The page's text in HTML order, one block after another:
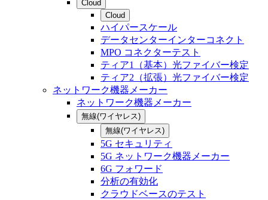
Cloud
Cloud
ハイパースケール
データセンターインターコネクト
MPO コネクターテスト
ティア1（基本）光ファイバー検定
ティア2（拡張）光ファイバー検定
ネットワーク機器メーカー
ネットワーク機器メーカー
無線(ワイヤレス)
無線(ワイヤレス)
5G セキュリティ
5G ネットワーク機器メーカー
6G フォワード
分析の有効化
クラウドベースのテスト